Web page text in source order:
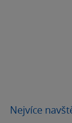
Nejvíce